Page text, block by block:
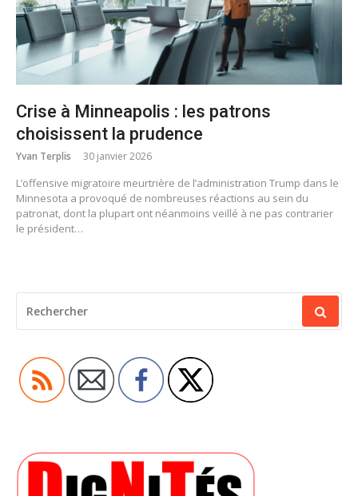
Crise à Minneapolis : les patrons
choisissent la prudence
Yvan Terplis 30 janvier 2026
L’offensive migratoire meurtrière de l’administration Trump dans le
Minnesota a provoqué de nombreuses réactions au sein du
patronat, dont la plupart ont néanmoins veillé à ne pas contrarier
le président…
POUR
: